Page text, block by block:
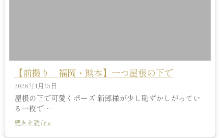
【前撮り 福岡・熊本】一つ屋根の下で
2026年1月15日
屋根の下で可愛くポーズ 新郎様が少し恥ずかしがってい
る一枚で…
続きを読む »